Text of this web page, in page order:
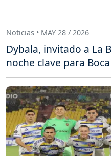
Noticias • MAY 28 / 2026
Dybala, invitado a La
noche clave para Boca